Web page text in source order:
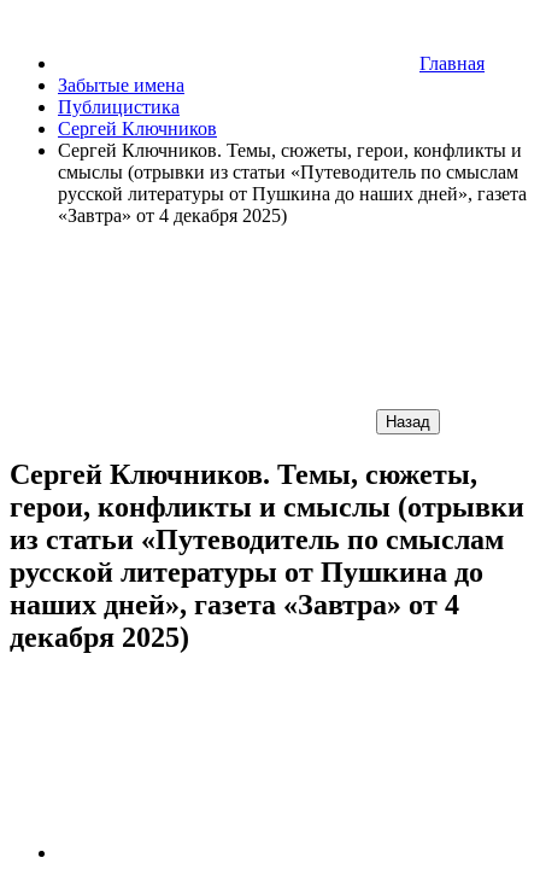
Главная
Забытые имена
Публицистика
Сергей Ключников
Сергей Ключников. Темы, сюжеты, герои, конфликты и
смыслы (отрывки из статьи «Путеводитель по смыслам
русской литературы от Пушкина до наших дней», газета
«Завтра» от 4 декабря 2025)
Назад
Сергей Ключников. Темы, сюжеты,
герои, конфликты и смыслы (отрывки
из статьи «Путеводитель по смыслам
русской литературы от Пушкина до
наших дней», газета «Завтра» от 4
декабря 2025)